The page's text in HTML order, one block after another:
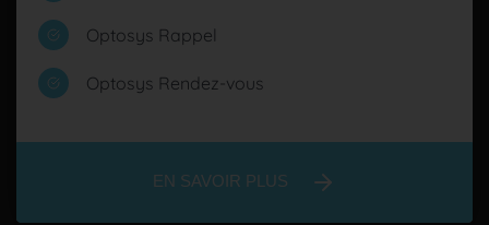
Optosys Rappel
Optosys Rendez-vous
EN SAVOIR PLUS